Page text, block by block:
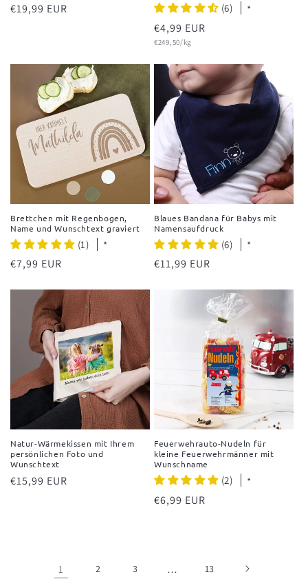
Normaler
€19,99 EUR (6) *
Normaler
Preis
€4,99 EUR
Grundpreis
€249,50/kg
Brettchen mit Regenbogen,
Name und Wunschtext graviert
(1) *
Normaler
€7,99 EUR
Blaues Bandana für Babys mit
Namensaufdruck
(6) *
Normaler
€11,99 EUR
Natur-Wärmekissen mit Ihrem
persönlichen Foto und
Wunschtext
Normaler
€15,99 EUR
Feuerwehrauto-Nudeln für
kleine Feuerwehrmänner mit
Wunschname
(2) *
Normaler
€6,99 EUR
1 2 3 … 13